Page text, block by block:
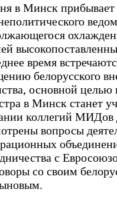
в Минск прибывает
время
белорусского
основной целью
в Минск станет
коллегий МИДов
вопросы
с
со своим